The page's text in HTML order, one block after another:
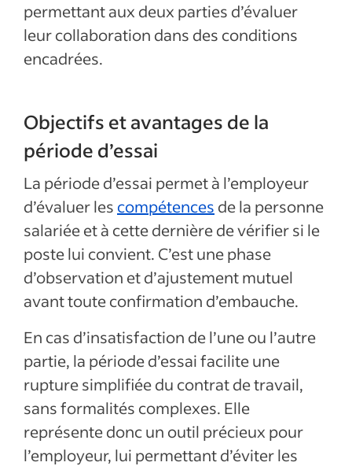
permettant aux deux parties d’évaluer
leur collaboration dans des conditions
encadrées.
Objectifs et avantages de la
période d’essai
La période d’essai permet à l’employeur
d’évaluer les compétences de la personne
salariée et à cette dernière de vérifier si le
poste lui convient. C’est une phase
d’observation et d’ajustement mutuel
avant toute confirmation d’embauche.
En cas d’insatisfaction de l’une ou l’autre
partie, la période d’essai facilite une
rupture simplifiée du contrat de travail,
sans formalités complexes. Elle
représente donc un outil précieux pour
l’employeur, lui permettant d’éviter les